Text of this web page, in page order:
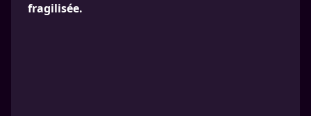
fragilisée.